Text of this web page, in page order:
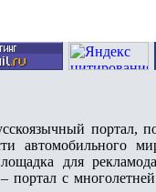
портал,
автомобильного
для
с